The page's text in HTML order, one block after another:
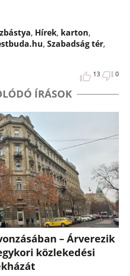
, Hírek, karton,
,Szabadság tér,
13 0
ÍRÁSOK
– Árverezik
közlekedési